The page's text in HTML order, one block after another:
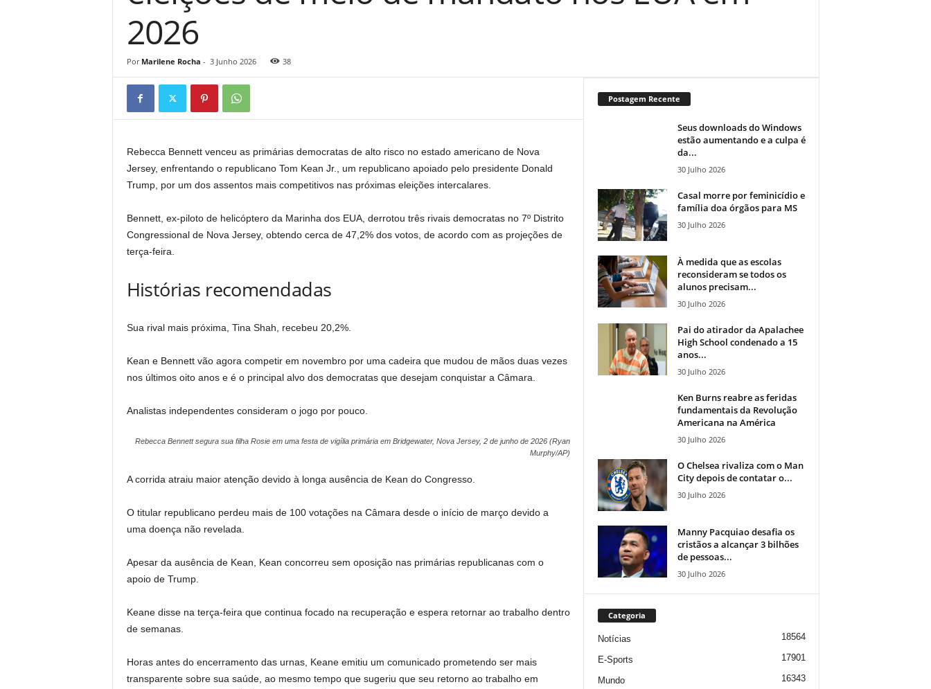
2026
Por Marilene Rocha - 3 Junho 2026 38
Rebecca Bennett venceu as primárias democratas de alto risco no estado americano de Nova
Jersey, enfrentando o republicano Tom Kean Jr., um republicano apoiado pelo presidente Donald
Trump, por um dos assentos mais competitivos nas próximas eleições intercalares.
Bennett, ex-piloto de helicóptero da Marinha dos EUA, derrotou três rivais democratas no 7º Distrito
Congressional de Nova Jersey, obtendo cerca de 47,2% dos votos, de acordo com as projeções de
terça-feira.
Histórias recomendadas
lista
4
itens
fim
lista
Sua rival mais próxima, Tina Shah, recebeu 20,2%.
Kean e Bennett vão agora competir em novembro por uma cadeira que mudou de mãos duas vezes
nos últimos oito anos e é o principal alvo dos democratas que desejam conquistar a Câmara.
Analistas independentes consideram o jogo por pouco.
Rebecca Bennett segura sua filha Rosie em uma festa de vigília primária em Bridgewater, Nova Jersey, 2 de junho de 2026 (Ryan
Murphy/AP)
A corrida atraiu maior atenção devido à longa ausência de Kean do Congresso.
O titular republicano perdeu mais de 100 votações na Câmara desde o início de março devido a
uma doença não revelada.
Apesar da ausência de Kean, Kean concorreu sem oposição nas primárias republicanas com o
apoio de Trump.
Keane disse na terça-feira que continua focado na recuperação e espera retornar ao trabalho dentro
de semanas.
Horas antes do encerramento das urnas, Keane emitiu um comunicado prometendo ser mais
transparente sobre sua saúde, ao mesmo tempo que sugeriu que seu retorno ao trabalho em
Postagem Recente
Seus downloads do Windows
estão aumentando e a culpa é
da...
30 Julho 2026
Casal morre por feminicídio e
família doa órgãos para MS
30 Julho 2026
À medida que as escolas
reconsideram se todos os
alunos precisam...
30 Julho 2026
Pai do atirador da Apalachee
High School condenado a 15
anos...
30 Julho 2026
Ken Burns reabre as feridas
fundamentais da Revolução
Americana na América
30 Julho 2026
O Chelsea rivaliza com o Man
City depois de contatar o...
30 Julho 2026
Manny Pacquiao desafia os
cristãos a alcançar 3 bilhões
de pessoas...
30 Julho 2026
Categoria
Notícias 18564
E-Sports 17901
Mundo 16343